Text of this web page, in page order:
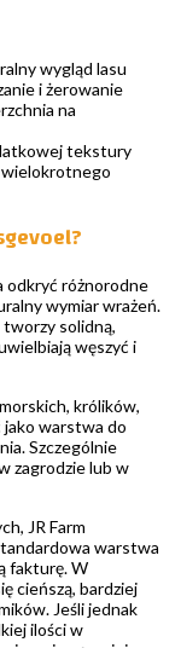
wygląd lasu
i żerowanie
na
tekstury
odkryć różnorodne
wymiar wrażeń.
tworzy solidną,
węszyć i
królików,
jako warstwa do
Szczególnie
zagrodzie lub w
JR Farm
warstwa
fakturę. W
cieńszą, bardziej
Jeśli jednak
ilości w